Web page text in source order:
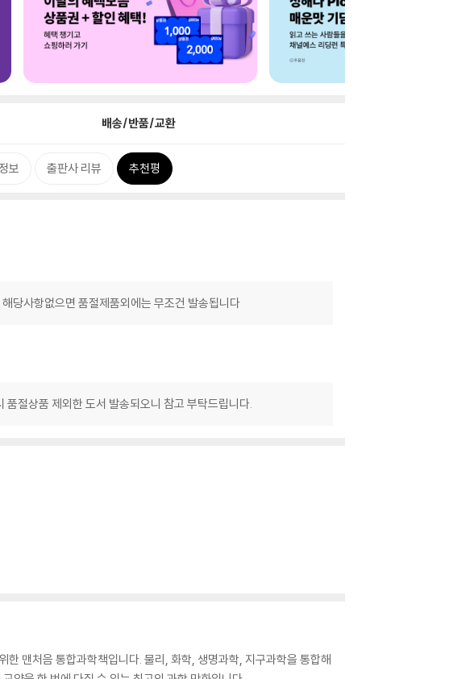
배송/반품/교환
보 출판사 리뷰 추천평
당사항없으면 품절제품외에는 무조건 발송됩니다
절상품 제외한 도서 발송되오니 참고 부탁드립니다.
맨처음 통합과학책입니다. 물리, 화학, 생명과학, 지구과학을 통합해